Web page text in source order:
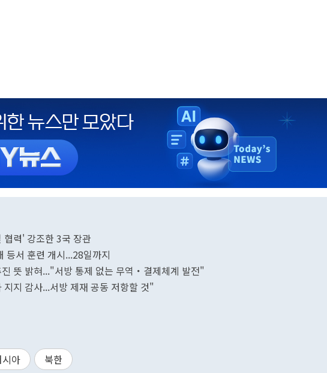
협력' 강조한 3국 장관
등서 훈련 개시...28일까지
뜻 밝혀..."서방 통제 없는 무역・결제체계 발전"
지 감사...서방 제재 공동 저항할 것"
시아 북한